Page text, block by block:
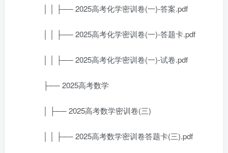
│ │ ├── 2025高考化学密训卷(一)-答案.pdf
│ │ ├── 2025高考化学密训卷(一)-答题卡.pdf
│ │ ├── 2025高考化学密训卷(一)-试卷.pdf
├── 2025高考数学
│ ├── 2025高考数学密训卷(三)
│ │ ├── 2025高考数学密训卷答题卡(三).pdf